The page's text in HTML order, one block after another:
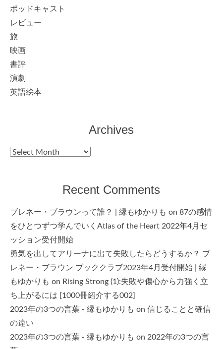
ポッドキャスト
レビュー
旅
映画
書評
演劇
英語絵本
Archives
Archives
Recent Comments
ブレネー・ブラウンって誰？ | 縁もゆかりも on 87の感情
をひとつずつ学んでいくAtlas of the Heart 2022年4月セ
ッション受付開始
勇気を出してアリーナに出て失敗したらどうするか？ ブ
レネー・ブラウン ブッククラブ2023年4月受付開始 | 縁
もゆかりも on Rising Strong (1):失敗や傷心から力強く立
ち上がるには [1000冊紹介する002]
2023年の3つの言葉 - 縁もゆかりも on 信じることと確信
の違い
2023年の3つの言葉 - 縁もゆかりも on 2022年の3つの言